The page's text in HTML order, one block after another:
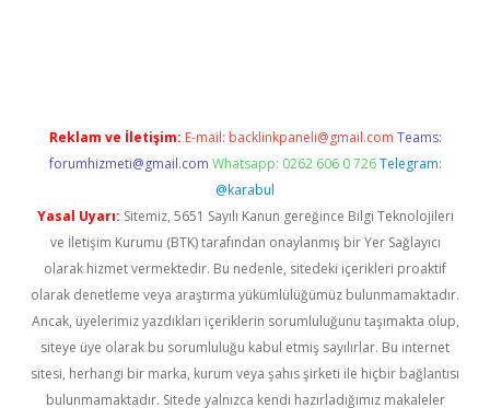
Reklam ve İletişim: E-mail: backlinkpaneli@gmail.com Teams:
forumhizmeti@gmail.com Whatsapp: 0262 606 0 726 Telegram:
@karabul
Yasal Uyarı: Sitemiz, 5651 Sayılı Kanun gereğince Bilgi Teknolojileri
ve İletişim Kurumu (BTK) tarafından onaylanmış bir Yer Sağlayıcı
olarak hizmet vermektedir. Bu nedenle, sitedeki içerikleri proaktif
olarak denetleme veya araştırma yükümlülüğümüz bulunmamaktadır.
Ancak, üyelerimiz yazdıkları içeriklerin sorumluluğunu taşımakta olup,
siteye üye olarak bu sorumluluğu kabul etmiş sayılırlar. Bu internet
sitesi, herhangi bir marka, kurum veya şahıs şirketi ile hiçbir bağlantısı
bulunmamaktadır. Sitede yalnızca kendi hazırladığımız makaleler